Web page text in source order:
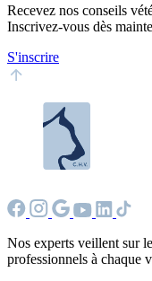
Recevez nos conseils
Inscrivez-vous dès
S'inscrire
Nos experts veillent sur
professionnels à chaque